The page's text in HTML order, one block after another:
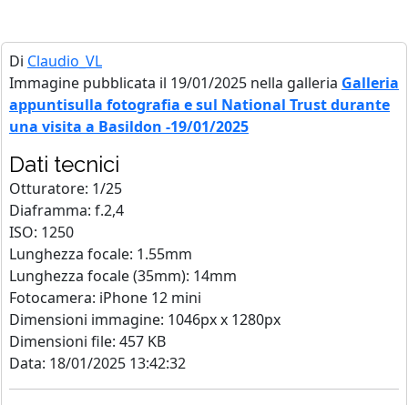
Di Claudio_VL
Immagine pubblicata il 19/01/2025 nella galleria Galleria
appuntisulla fotografia e sul National Trust durante
una visita a Basildon -19/01/2025
Dati tecnici
Otturatore: 1/25
Diaframma: f.2,4
ISO: 1250
Lunghezza focale: 1.55mm
Lunghezza focale (35mm): 14mm
Fotocamera: iPhone 12 mini
Dimensioni immagine: 1046px x 1280px
Dimensioni file: 457 KB
Data: 18/01/2025 13:42:32